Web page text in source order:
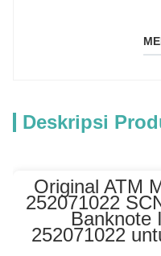
Deskripsi
Original ATM
252071022
Banknote
252071022